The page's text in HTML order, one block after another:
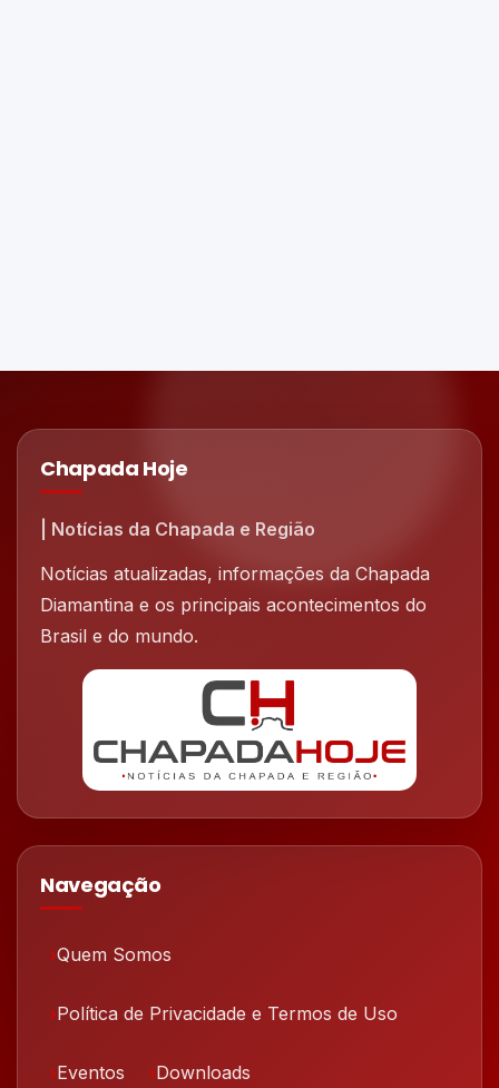
Chapada Hoje
| Notícias da Chapada e Região
Notícias atualizadas, informações da Chapada
Diamantina e os principais acontecimentos do
Brasil e do mundo.
Navegação
Quem Somos
Política de Privacidade e Termos de Uso
Eventos Downloads